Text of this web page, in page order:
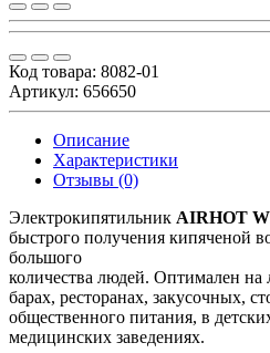
Код товара: 8082-01
Артикул: 656650
Описание
Характеристики
Отзывы (0)
Электрокипятильник AIRHOT
быстрого получения кипяченой
большого
количества людей. Оптимален на
барах, ресторанах, закусочных,
общественного питания, в
медицинских заведениях.